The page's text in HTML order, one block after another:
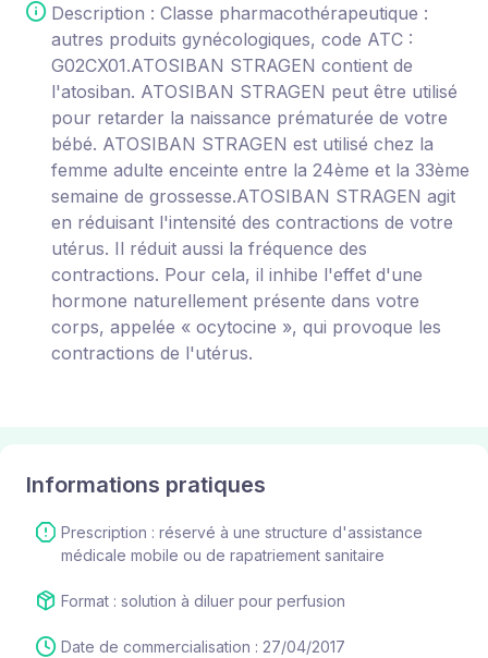
Description : Classe pharmacothérapeutique :
autres produits gynécologiques, code ATC :
G02CX01.ATOSIBAN STRAGEN contient de
l'atosiban. ATOSIBAN STRAGEN peut être utilisé
pour retarder la naissance prématurée de votre
bébé. ATOSIBAN STRAGEN est utilisé chez la
femme adulte enceinte entre la 24ème et la 33ème
semaine de grossesse.ATOSIBAN STRAGEN agit
en réduisant l'intensité des contractions de votre
utérus. Il réduit aussi la fréquence des
contractions. Pour cela, il inhibe l'effet d'une
hormone naturellement présente dans votre
corps, appelée « ocytocine », qui provoque les
contractions de l'utérus.
Informations pratiques
Prescription : réservé à une structure d'assistance
médicale mobile ou de rapatriement sanitaire
Format : solution à diluer pour perfusion
Date de commercialisation : 27/04/2017